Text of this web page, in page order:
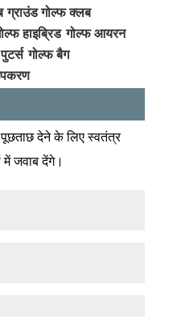
ग्राउंड गोल्फ क्लब
हाइब्रिड गोल्फ आयरन
गोल्फ बैग
पूछताछ देने के लिए स्वतंत्र
जवाब देंगे।